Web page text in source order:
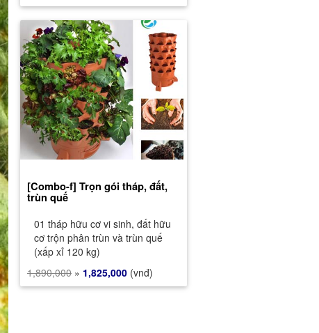
[Combo-f] Trọn gói tháp, đất,
trùn quế
01 tháp hữu cơ vi sinh, đất hữu
cơ trộn phân trùn và trùn quế
(xấp xỉ 120 kg)
1,890,000 » 1,825,000 (vnđ)